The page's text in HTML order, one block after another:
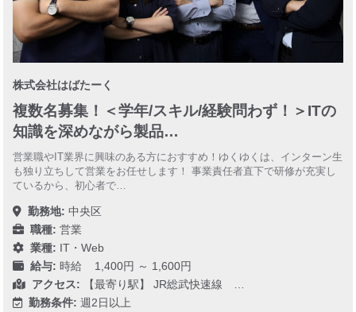
株式会社はばたーく
複数名募集！＜学年/スキル/経験問わず！＞ITの
知識を深めながら製品…
営業職やIT業界に興味のある方におすすめ！ゆくゆくは、インターン生
も独り立ちして営業をお任せします！ 事業責任者直下で研修が充実し
ているから、初心者で…
勤務地: 中央区
職種: 営業
業種: IT・Web
給与: 時給 1,400円 ～ 1,600円
アクセス:
【最寄り駅】 JR総武快速線 …
勤務条件: 週2日以上